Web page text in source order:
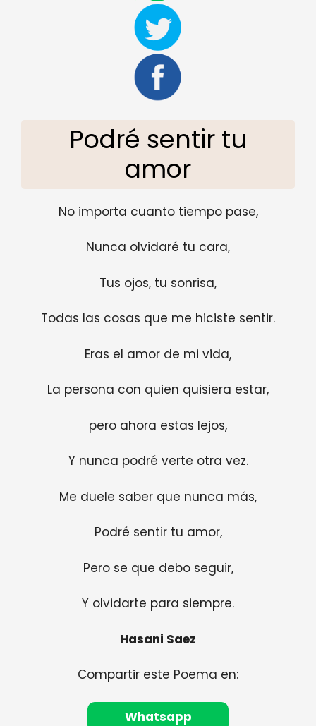
Podré sentir tu
amor
No importa cuanto tiempo pase,
Nunca olvidaré tu cara,
Tus ojos, tu sonrisa,
Todas las cosas que me hiciste sentir.
Eras el amor de mi vida,
La persona con quien quisiera estar,
pero ahora estas lejos,
Y nunca podré verte otra vez.
Me duele saber que nunca más,
Podré sentir tu amor,
Pero se que debo seguir,
Y olvidarte para siempre.
Hasani Saez
Compartir este Poema en:
Whatsapp